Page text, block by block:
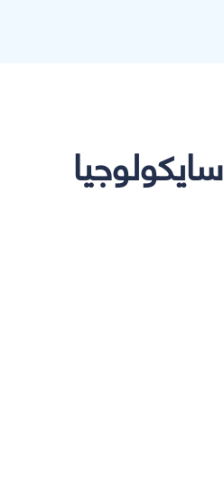
سايكولوجيا